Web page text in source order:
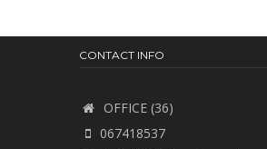
CONTACT INFO
OFFICE (36)
067418537